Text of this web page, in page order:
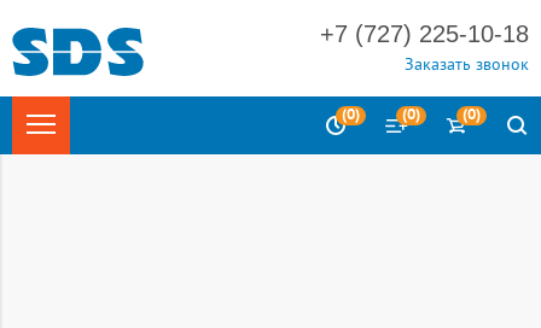
+7 (727) 225-10-18
Заказать звонок
(0) (0) (0)